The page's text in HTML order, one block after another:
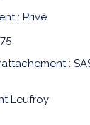
: Privé
:
Leufroy